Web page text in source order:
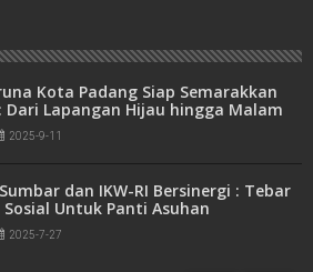
Kota Padang Siap Semarakkan
Dari Lapangan Hijau hingga Malam
2025-9-11
dan IKW-RI Bersinergi : Tebar
Untuk Panti Asuhan
2025-7-27